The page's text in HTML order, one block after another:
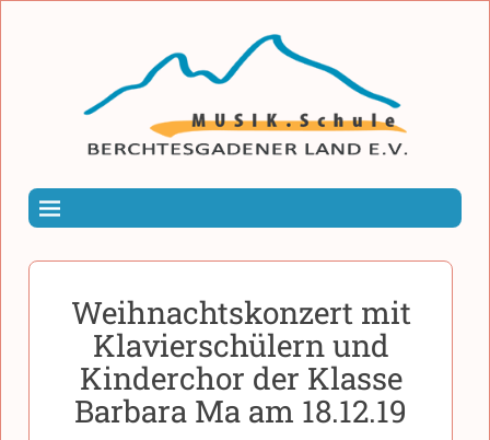
Weihnachtskonzert mit
Klavierschülern und
Kinderchor der Klasse
Barbara Ma am 18.12.19